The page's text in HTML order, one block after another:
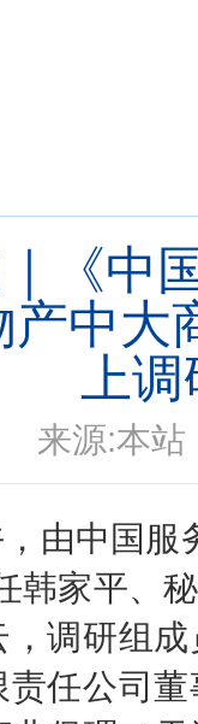
《中
产中
上
来源:本
由中国
韩家平、
调研组
任公司